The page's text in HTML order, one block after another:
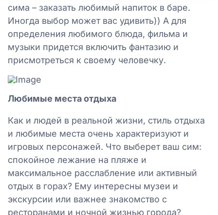
сима – заказать любимый напиток в баре.
Иногда выбор может вас удивить)) А для
определения любимого блюда, фильма и
музыки придется включить фантазию и
присмотреться к своему человечку.
Любимые места отдыха
Как и людей в реальной жизни, стиль отдыха
и любимые места очень характеризуют и
игровых персонажей. Что выберет ваш сим:
спокойное лежание на пляже и
максимальное расслабление или активный
отдых в горах? Ему интересны музеи и
экскурсии или важнее знакомство с
ресторанами и ночной жизнью города?